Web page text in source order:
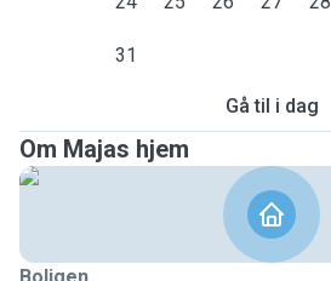
31
Gå til i dag
Om Majas hjem